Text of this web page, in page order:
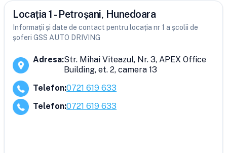
Locația 1 - Petroșani, Hunedoara
Informații și date de contact pentru locația nr 1 a școlii de
șoferi GSS AUTO DRIVING
Adresa:Str. Mihai Viteazul, Nr. 3, APEX Office
Building, et. 2, camera 13
Telefon:0721 619 633
Telefon:0721 619 633